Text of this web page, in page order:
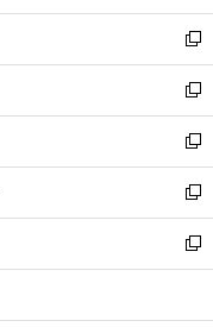
開
く
ウ
で
開
く
ン
ド
ウ
で
開
く
ウ
ィ
ン
ド
ウ
で
開
く
新
し
い
ウ
ィ
ン
ド
ウ
で
開
新
し
い
ウ
ィ
ン
ド
ウ
開
新
し
い
ウ
ィ
ン
ウ
新
し
い
ウ
ン
新
し